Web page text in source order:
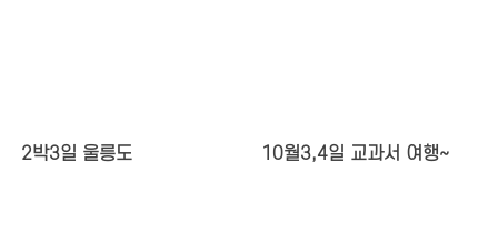
2박3일 울릉도 10월3,4일 교과서 여행~